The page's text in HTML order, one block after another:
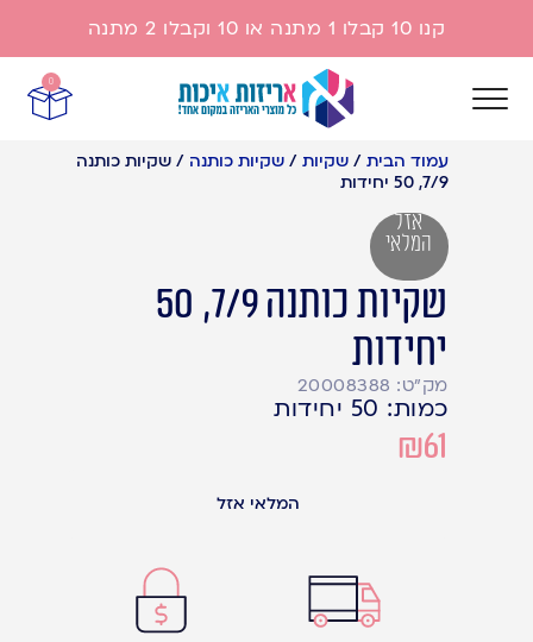
קנו 10 קבלו 1 מתנה או 10 וקבלו 2 מתנה
0
עמוד הבית /שקיות /שקיות כותנה /שקיות כותנה
7/9, 50 יחידות
אזל
המלאי
שקיות כותנה 7/9, 50
יחידות
מק"ט: 20008388
כמות: 50 יחידות
₪61
המלאי אזל